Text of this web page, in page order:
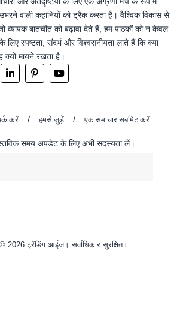
वाली कहानियों को ट्रैक करता है। वैश्विक विकास से
व्यापक बातचीत को बढ़ावा देते हैं, हम पाठकों को न केवल
स्पष्टता, संदर्भ और विश्वसनीयता लाते हैं कि क्या
क्यों मायने रखता है।
करें हमसे जुड़ें
एक समाचार सबमिट करें
समय अपडेट के लिए अभी सदस्यता लें।
© 2026 ट्रेंडिंग आईज। सर्वाधिकार सुरक्षित।